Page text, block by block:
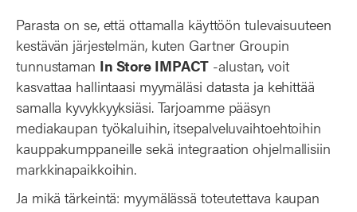
Parasta on se, että ottamalla käyttöön tulevaisuuteen
kestävän järjestelmän, kuten Gartner Groupin
tunnustaman In Store IMPACT -alustan, voit
kasvattaa hallintaasi myymäläsi datasta ja kehittää
samalla kyvykkyyksiäsi. Tarjoamme pääsyn
mediakaupan työkaluihin, itsepalveluvaihtoehtoihin
kauppakumppaneille sekä integraation ohjelmallisiin
markkinapaikkoihin.
Ja mikä tärkeintä: myymälässä toteutettava kaupan